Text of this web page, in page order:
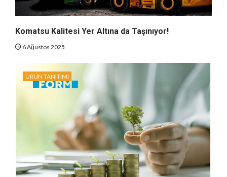
Komatsu Kalitesi Yer Altına da Taşınıyor!
6 Ağustos 2025
ÜRÜN TANITIMI